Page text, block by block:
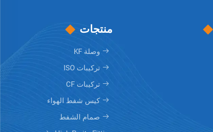
منتجات
وصلة KF
تركيبات ISO
تركيبات CF
كيس شفط الهواء
صمام الشفط